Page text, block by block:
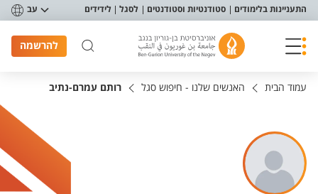
תפריט נגישות
התעניינות בלימודים סטודנטיות וסטודנטים לסגל לידידים עב
להרשמה
עמוד הבית האנשים שלנו - חיפוש סגל רותם עמרם-נתיב